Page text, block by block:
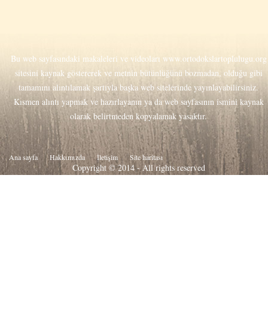
Bu web sayfasındaki makaleleri ve videoları www.ortodokslartoplulugu.org
sitesini kaynak göstererek ve metnin bütünlüğünü bozmadan, olduğu gibi
tamamını alıntılamak şartıyla başka web sitelerinde yayınlayabilirsiniz.
Kısmen alıntı yapmak ve hazırlayanın ya da web sayfasının ismini kaynak
olarak belirtmeden kopyalamak yasaktır.
Ana sayfa Hakkιmιzda İletişim Site haritası
Copyright © 2014 - All rights reserved